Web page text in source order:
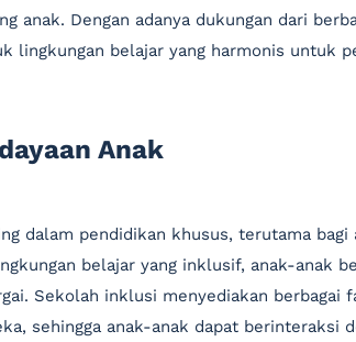
anak. Dengan adanya dukungan dari
lingkungan belajar yang harmonis untuk
Anak
dalam pendidikan khusus, terutama bagi
belajar yang inklusif, anak-anak
Sekolah inklusi menyediakan berbagai
sehingga anak-anak dapat berinteraksi